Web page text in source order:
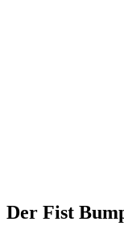
Der Fist